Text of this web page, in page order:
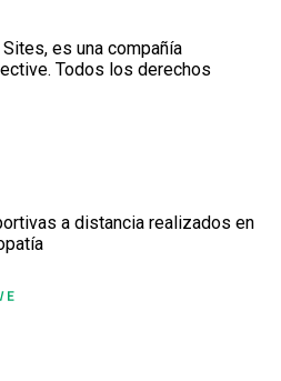
es una compañía
Todos los derechos
a distancia realizados en